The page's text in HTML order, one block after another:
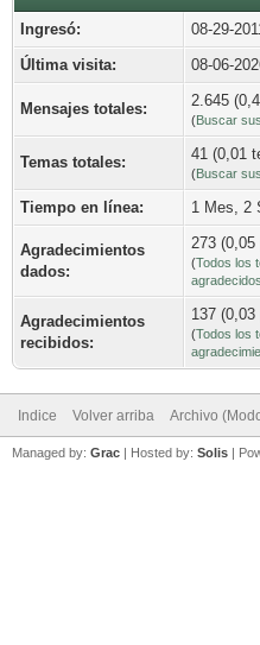
Ingresó:
08-29-
Última visita:
08-06-
Mensajes totales: 2.645
(Buscar
Temas totales: 41 (0,01
(Buscar
Tiempo en línea: 1 Mes, 2
Agradecimientos
dados:
273 (0,05
(Todos los
agradecidos
Agradecimientos
recibidos:
137
(Todos los
Indice Volver arriba Archivo
Managed by: Grac | Hosted by: Solis |